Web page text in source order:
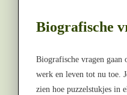
Biografische
Biografische vragen gaan
werk en leven tot nu toe.
zien hoe puzzelstukjes in